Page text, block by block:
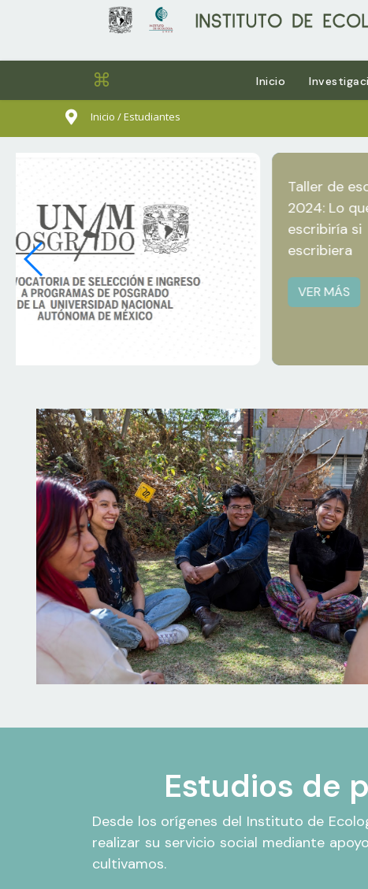
⌘ Inicio
Inicio / Estudiantes
Taller de
2024: Lo que
escribiría si
escribiera
VER MÁS
Estudios de
Desde los orígenes del Instituto de
realizar su servicio social mediante
cultivamos.